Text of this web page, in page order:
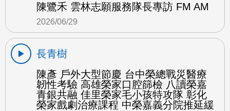
陳鷺禾 雲林志願服務隊長專訪 FM AM
2026/06/29
長青樹
陳彥 戶外大型節慶 台中榮總戰災醫療
韌性考驗 高雄榮家口腔篩檢 八讀榮嘉
青銀共融 佳里榮家毛小孩特攻隊 彰化
榮家戲劇治療課程 中榮嘉義分院推延緩